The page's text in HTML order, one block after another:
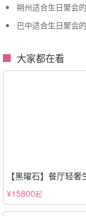
朔州适合生日聚会
巴中适合生日聚会
大家都在看
【黑曜石】餐厅轻
划·黑金风格
¥15800起